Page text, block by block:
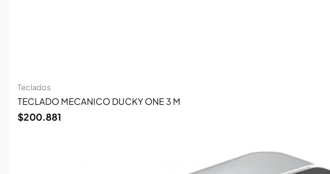
Teclados
TECLADO MECANICO DUCKY ONE 3 M
$200.881